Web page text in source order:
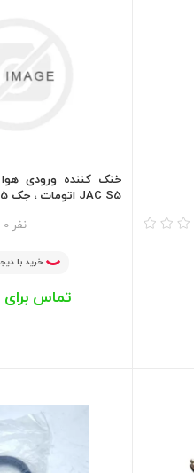
خنک کننده ورودی
JAC S5 اتومات ، جک JAC S5 دنده‌ای
0 نفر
خرید با
تماس